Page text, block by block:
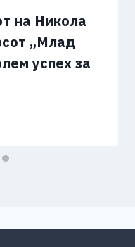
на Никола
„Млад
успех за